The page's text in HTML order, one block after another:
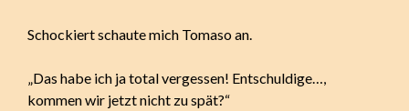
Schockiert schaute mich Tomaso an.
„Das habe ich ja total vergessen! Entschuldige…,
kommen wir jetzt nicht zu spät?“